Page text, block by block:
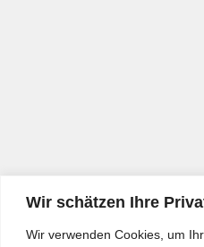
Wir schätzen Ihre
Wir verwenden Cookies, um